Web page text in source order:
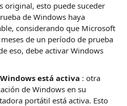
original, esto puede suceder
de Windows haya
considerando que Microsoft
de un período de prueba
eso, debe activar Windows
está activa : otra
de Windows en su
portátil está activa. Esto